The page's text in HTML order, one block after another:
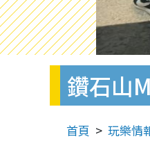
鑽石山
首頁 玩樂情